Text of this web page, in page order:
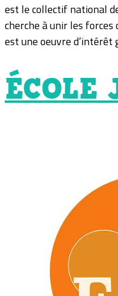
est le collectif national
cherche à unir les
est une oeuvre
ÉCOLE